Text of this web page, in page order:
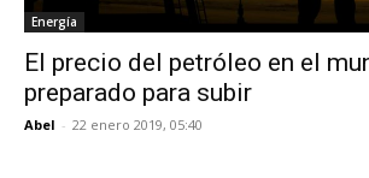
Energía
El precio del petróleo en el
preparado para subir
Abel - 22 enero 2019, 05:40